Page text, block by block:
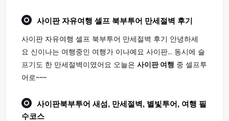
사이판자유여행 셀프 북부투어 만세절벽 후기
사이판 자유여행 셀프 북부투어 만세절벽 후기 안녕하세
요 신이나는 여행중인 여행가 이나예요 사이판... 동시에 슬
프기도 한 만세절벽이였어요 오늘은 사이판 여행 중 셀프투
어로~~~
사이판북부투어 새섬, 만세절벽, 별빛투어, 여행 필
수코스